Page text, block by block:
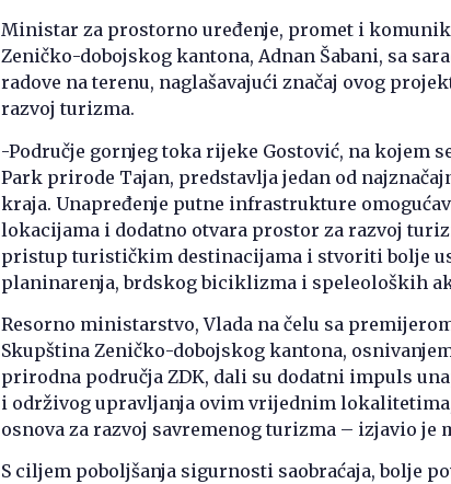
Ministar za prostorno uređenje, promet i
Zeničko-dobojskog kantona, Adnan Šabani, sa
radove na terenu, naglašavajući značaj ovog
razvoj turizma.
-Područje gornjeg toka rijeke Gostović, na kojem
Park prirode Tajan, predstavlja jedan od
kraja. Unapređenje putne infrastrukture
lokacijama i dodatno otvara prostor za razvoj
pristup turističkim destinacijama i stvoriti bolje
planinarenja, brdskog biciklizma i speleoloških
Resorno ministarstvo, Vlada na čelu sa
Skupština Zeničko-dobojskog kantona,
prirodna područja ZDK, dali su dodatni impuls
i održivog upravljanja ovim vrijednim
osnova za razvoj savremenog turizma – izjavio je
S ciljem poboljšanja sigurnosti saobraćaja, bolje